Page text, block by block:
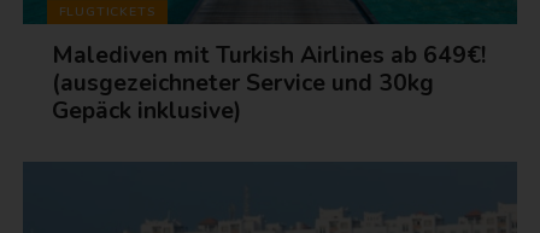
FLUGTICKETS
Malediven mit Turkish Airlines ab 649€!
(ausgezeichneter Service und 30kg
Gepäck inklusive)